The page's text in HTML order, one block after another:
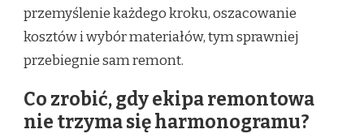
przemyślenie każdego kroku, oszacowanie
kosztów i wybór materiałów, tym sprawniej
przebiegnie sam remont.
Co zrobić, gdy ekipa remontowa
nie trzyma się harmonogramu?